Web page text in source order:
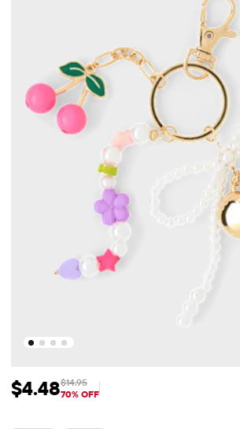
Precio de venta: $4.48
$4.48 Precio original: $14.95
$14.95
70% OFF